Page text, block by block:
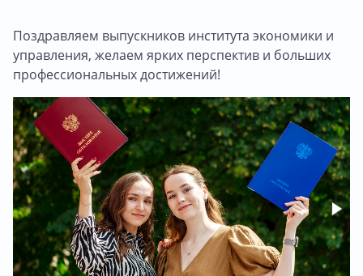
Поздравляем выпускников института экономики и
управления, желаем ярких перспектив и больших
профессиональных достижений!